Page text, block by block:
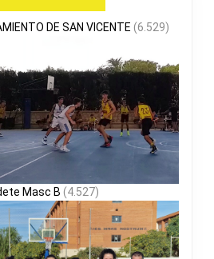
DE SAN VICENTE (6.529)
Masc B (4.527)